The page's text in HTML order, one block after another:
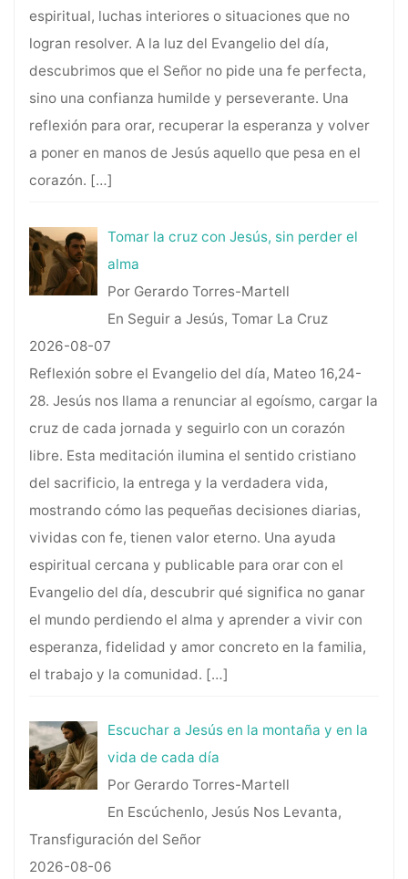
espiritual, luchas interiores o situaciones que no
logran resolver. A la luz del Evangelio del día,
descubrimos que el Señor no pide una fe perfecta,
sino una confianza humilde y perseverante. Una
reflexión para orar, recuperar la esperanza y volver
a poner en manos de Jesús aquello que pesa en el
corazón. […]
Tomar la cruz con Jesús, sin perder el
alma
Por Gerardo Torres-Martell
En Seguir a Jesús, Tomar La Cruz
2026-08-07
Reflexión sobre el Evangelio del día, Mateo 16,24-
28. Jesús nos llama a renunciar al egoísmo, cargar la
cruz de cada jornada y seguirlo con un corazón
libre. Esta meditación ilumina el sentido cristiano
del sacrificio, la entrega y la verdadera vida,
mostrando cómo las pequeñas decisiones diarias,
vividas con fe, tienen valor eterno. Una ayuda
espiritual cercana y publicable para orar con el
Evangelio del día, descubrir qué significa no ganar
el mundo perdiendo el alma y aprender a vivir con
esperanza, fidelidad y amor concreto en la familia,
el trabajo y la comunidad. […]
Escuchar a Jesús en la montaña y en la
vida de cada día
Por Gerardo Torres-Martell
En Escúchenlo, Jesús Nos Levanta,
Transfiguración del Señor
2026-08-06